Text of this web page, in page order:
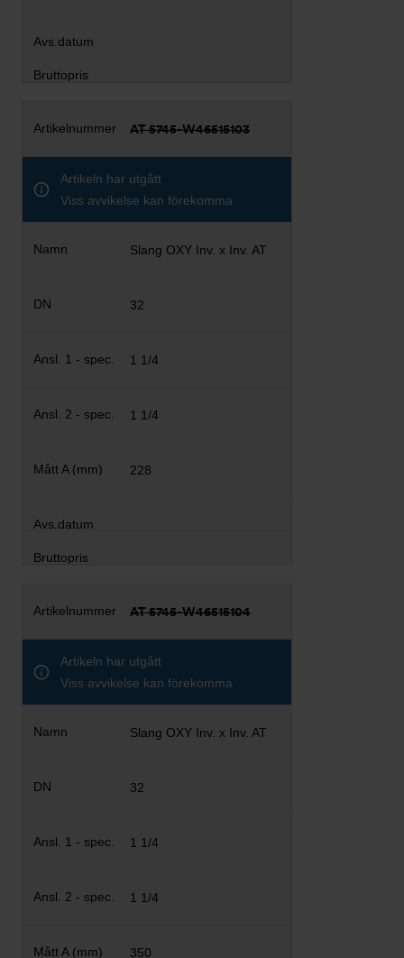
AT 5745-W46515103
Artikeln har utgått
Viss avvikelse kan förekomma
Slang OXY Inv. x Inv. AT
32
1 1/4
1 1/4
228
AT 5745-W46515104
Artikeln har utgått
Viss avvikelse kan förekomma
Slang OXY Inv. x Inv. AT
32
1 1/4
1 1/4
350